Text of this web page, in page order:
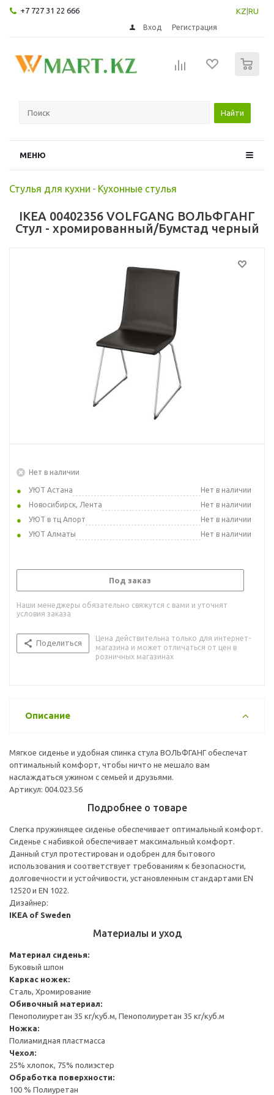
+7 727 31 22 666 KZ RU
Вход Регистрация
Найти
МЕНЮ
Стулья для кухни - Кухонные стулья
IKEA 00402356 VOLFGANG ВОЛЬФГАНГ
Стул - хромированный/Бумстад черный
Нет в наличии
УЮТ Астана
Нет в наличии
Новосибирск, Лента
Нет в наличии
УЮТ в тц Апорт
Нет в наличии
УЮТ Алматы
Нет в наличии
Под заказ
Наши менеджеры обязательно свяжутся с вами и уточнят
условия заказа
Поделиться
Цена действительна только для интернет-
магазина и может отличаться от цен в
розничных магазинах
Описание
Мягкое сиденье и удобная спинка стула ВОЛЬФГАНГ обеспечат
оптимальный комфорт, чтобы ничто не мешало вам
наслаждаться ужином с семьей и друзьями.
Артикул: 004.023.56
Подробнее о товаре
Слегка пружинящее сиденье обеспечивает оптимальный комфорт.
Сиденье с набивкой обеспечивает максимальный комфорт.
Данный стул протестирован и одобрен для бытового
использования и соответствует требованиям к безопасности,
долговечности и устойчивости, установленным стандартами EN
12520 и EN 1022.
Дизайнер:
IKEA of Sweden
Материалы и уход
Материал сиденья:
Буковый шпон
Каркас ножек:
Сталь, Хромирование
Обивочный материал:
Пенополиуретан 35 кг/куб.м, Пенополиуретан 35 кг/куб.м
Ножка:
Полиамидная пластмасса
Чехол:
25% хлопок, 75% полиэстер
Обработка поверхности:
100 % Полиуретан